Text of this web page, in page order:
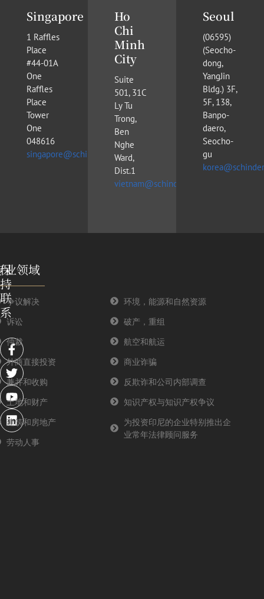
Singapore
1 Raffles
Place
#44-01A
One
Raffles
Place
Tower
One
048616
singapore@schinderlawfirm.com
Ho
Chi
Minh
City
Suite
501, 31C
Ly Tu
Trong,
Ben
Nghe
Ward,
Dist.1
vietnam@schinderlawfirm.com
Seoul
(​06595)
(Seocho-
dong,
YangJin
Bldg.) 3F,
5F, 138,
Banpo-
daero,
Seocho-
gu
保
持
联
系
F
a
c
e
b
o
o
k
-
f
T
w
i
t
t
e
r
Y
o
u
t
u
b
e
L
i
n
k
e
d
i
n
业领域
争议解决
诉讼
仲裁
外商直接投资
兼并和收购
土地和财产
建筑和房地产
劳动人事
环境，能源和自然资源
破产，重组
航空和航运
商业诈骗
反欺诈和公司内部调查
知识产权与知识产权争议
为投资印尼的企业特别推出企
业常年法律顾问服务